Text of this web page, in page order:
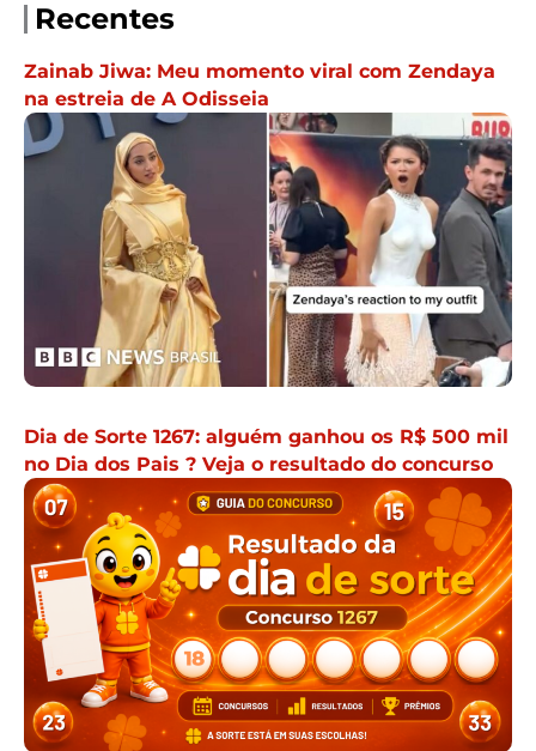
Recentes
Zainab Jiwa: Meu momento viral com Zendaya
na estreia de A Odisseia
Dia de Sorte 1267: alguém ganhou os R$ 500 mil
no Dia dos Pais ? Veja o resultado do concurso